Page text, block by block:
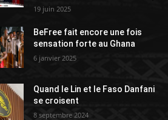
19 juin 2025
BeFree fait encore une fois
sensation forte au Ghana
6 janvier 2025
Quand le Lin et le Faso Danfani
se croisent
8 septembre 2024